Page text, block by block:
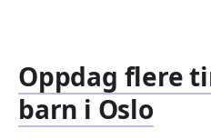
Oppdag flere
barn i Oslo